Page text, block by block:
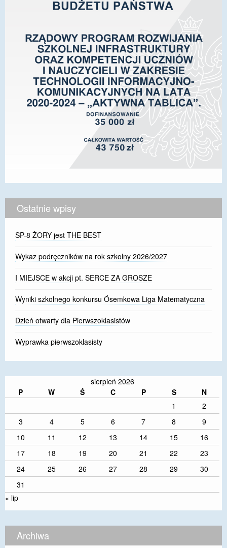
Ostatnie wpisy
SP-8 ŻORY jest THE BEST
Wykaz podręczników na rok szkolny 2026/2027
I MIEJSCE w akcji pt. SERCE ZA GROSZE
Wyniki szkolnego konkursu Ósemkowa Liga Matematyczna
Dzień otwarty dla Pierwszoklasistów
Wyprawka pierwszoklasisty
sierpień 2026
P
W Ś C P S
N
1
2
3
4 5 6 7 8
9
10
11 12 13 14 15
16
17
18 19 20 21 22
23
24
25 26 27 28 29
30
31
« lip
Archiwa